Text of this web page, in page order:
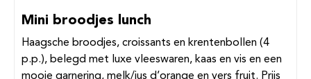
Mini broodjes lunch
Haagsche broodjes, croissants en krentenbollen (4
p.p.), belegd met luxe vleeswaren, kaas en vis en een
mooie garnering, melk/jus d’orange en vers fruit. Prijs